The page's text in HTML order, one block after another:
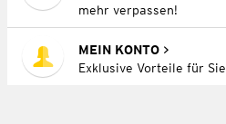
mehr verpassen!
MEIN KONTO
Exklusive Vorteile für Sie